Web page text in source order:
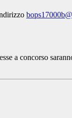
a concorso